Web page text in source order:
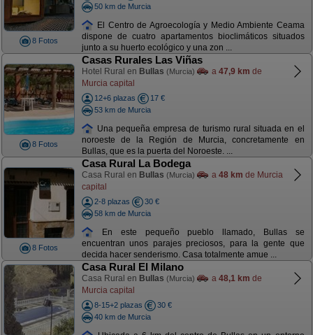
8 Fotos
50 km de Murcia
El Centro de Agroecología y Medio Ambiente Ceama
dispone de cuatro apartamentos bioclimáticos situados
junto a su huerto ecológico y una zon ...
8 Fotos
Casas Rurales Las Viñas
Hotel Rural en Bullas (Murcia) a 47,9 km de
Murcia capital
12+6 plazas
17 €
53 km de Murcia
Una pequeña empresa de turismo rural situada en el
noroeste de la Región de Murcia, concretamente en
Bullas, que es la puerta del Noroeste. ...
8 Fotos
Casa Rural La Bodega
Casa Rural en Bullas (Murcia) a 48 km de Murcia
capital
2-8 plazas
30 €
58 km de Murcia
En este pequeño pueblo llamado, Bullas se
encuentran unos parajes preciosos, para la gente que
decida hacer senderismo. Casa totalmente amue ...
Casa Rural El Milano
Casa Rural en Bullas (Murcia) a 48,1 km de
Murcia capital
8-15+2 plazas
30 €
40 km de Murcia